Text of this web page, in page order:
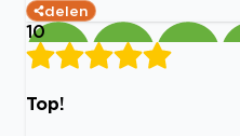
delen
10
Top!